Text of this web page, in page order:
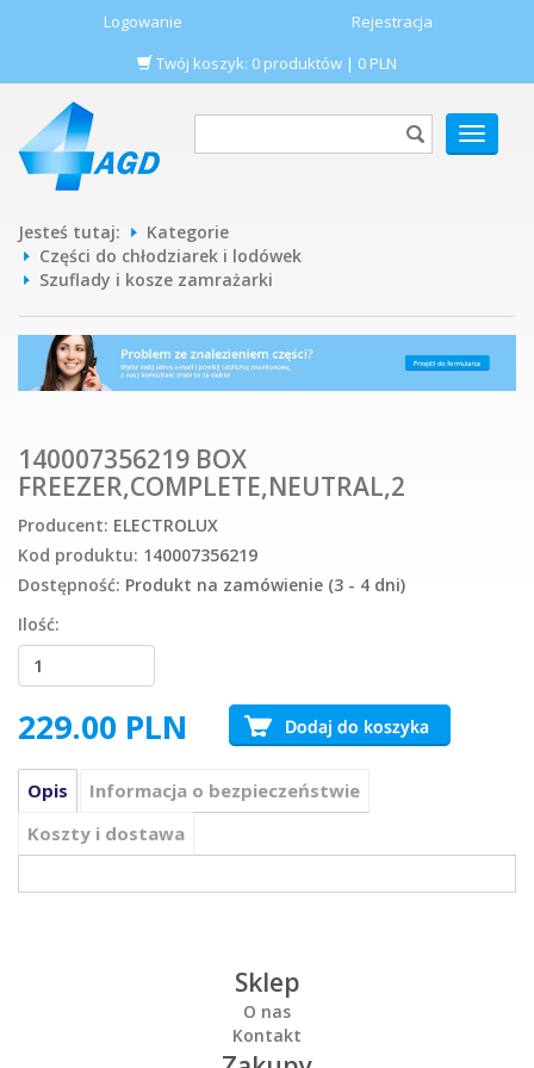
Logowanie
Rejestracja
Twój koszyk: 0 produktów | 0 PLN
POKAŻ
MENU
Jesteś tutaj:
Kategorie
Części do chłodziarek i lodówek
Szuflady i kosze zamrażarki
140007356219 BOX
FREEZER,COMPLETE,NEUTRAL,2
Producent: ELECTROLUX
Kod produktu: 140007356219
Dostępność: Produkt na zamówienie (3 - 4 dni)
Ilość:
229.00 PLN
Opis
Informacja o bezpieczeństwie
Koszty i dostawa
Sklep
O nas
Kontakt